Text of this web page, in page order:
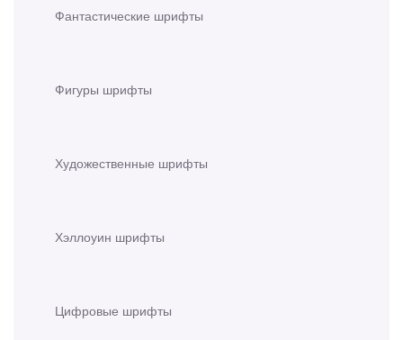
Фантастические шрифты
Фигуры шрифты
Художественные шрифты
Хэллоуин шрифты
Цифровые шрифты